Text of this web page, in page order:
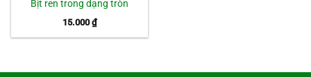
Bịt ren trong dạng tròn
15.000₫